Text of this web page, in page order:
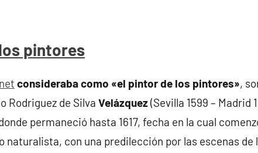
pintores
consideraba como «el pintor de los pintores»,
Rodriguez de Silva Velázquez(Sevilla 1599 – Madrid
permaneció hasta 1617, fecha en la cual
naturalista, con una predilección por las escenas de